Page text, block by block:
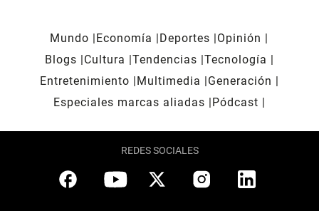
Mundo Economía Deportes
Opinión
Blogs
Cultura Tendencias Tecnología
Entretenimiento
Multimedia
Generación
Especiales marcas aliadas
Pódcast
REDES SOCIALES